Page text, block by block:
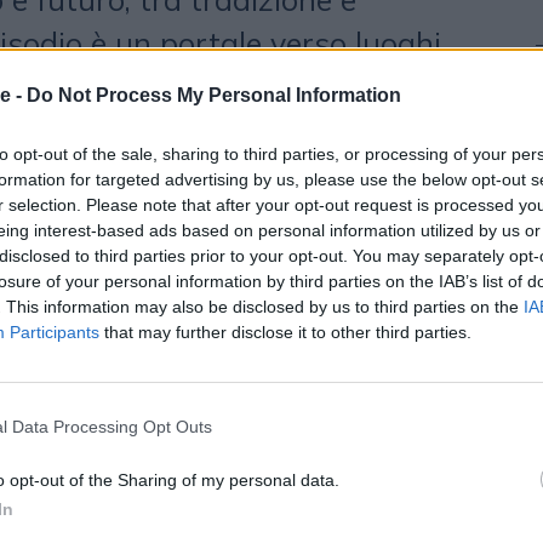
- Do Not Process My Personal Information
opt-out of the sale, sharing to third parties, or processing of your
for targeted advertising by us, please use the below opt-out
selection. Please note that after your opt-out request is processed
interest-based ads based on personal information utilized by us
to third parties prior to your opt-out. You may separately
of your personal information by third parties on the IAB’s list of
This information may also be disclosed by us to third parties on the
Participants that may further disclose it to other third parties.
Data Processing Opt Outs
opt-out of the Sharing of my personal data.
è un portale verso luoghi
dove la musica diventa
dinamiche sociali,
globali. Dal blues
di Detroit, dalle cerimonie
“Clan Acustico”racconta
traducono in suono la propria
prima serie, composta da otto
dell’autore nel campo
conﬁne tra Mauritania e Mali e
di resilienza e creatività della
Acustico rappresenta